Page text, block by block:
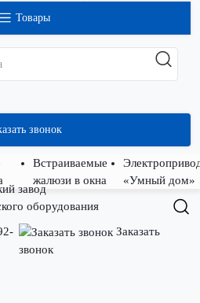
Товары
звонок
Встраиваемые
жалюзи в окна
«Умный дом»
Заказать
звонок